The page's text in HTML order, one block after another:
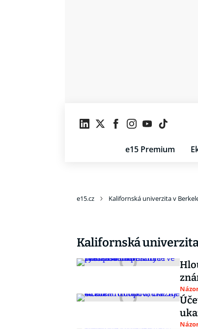
e15 Premium
e15.cz Kalifornská univerzita v
Kalifornská